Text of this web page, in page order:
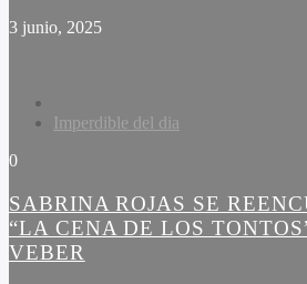
3 junio, 2025
Imperdible del dia
0
SABRINA ROJAS SE
“LA CENA DE LOS
VEBER